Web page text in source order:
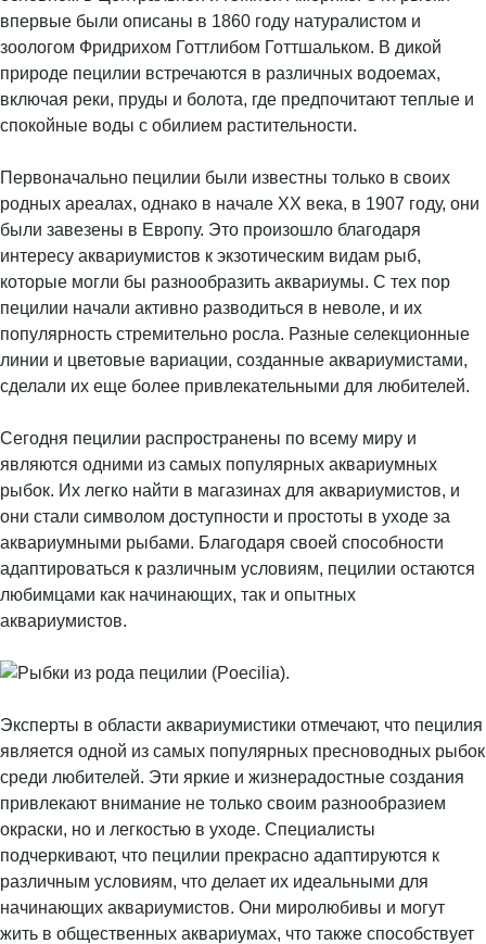
впервые были описаны в 1860 году натуралистом и
зоологом Фридрихом Готтлибом Готтшальком. В дикой
природе пецилии встречаются в различных водоемах,
включая реки, пруды и болота, где предпочитают теплые и
спокойные воды с обилием растительности.
Первоначально пецилии были известны только в своих
родных ареалах, однако в начале XX века, в 1907 году, они
были завезены в Европу. Это произошло благодаря
интересу аквариумистов к экзотическим видам рыб,
которые могли бы разнообразить аквариумы. С тех пор
пецилии начали активно разводиться в неволе, и их
популярность стремительно росла. Разные селекционные
линии и цветовые вариации, созданные аквариумистами,
сделали их еще более привлекательными для любителей.
Сегодня пецилии распространены по всему миру и
являются одними из самых популярных аквариумных
рыбок. Их легко найти в магазинах для аквариумистов, и
они стали символом доступности и простоты в уходе за
аквариумными рыбами. Благодаря своей способности
адаптироваться к различным условиям, пецилии остаются
любимцами как начинающих, так и опытных
аквариумистов.
Эксперты в области аквариумистики отмечают, что пецилия
является одной из самых популярных пресноводных рыбок
среди любителей. Эти яркие и жизнерадостные создания
привлекают внимание не только своим разнообразием
окраски, но и легкостью в уходе. Специалисты
подчеркивают, что пецилии прекрасно адаптируются к
различным условиям, что делает их идеальными для
начинающих аквариумистов. Они миролюбивы и могут
жить в общественных аквариумах, что также способствует